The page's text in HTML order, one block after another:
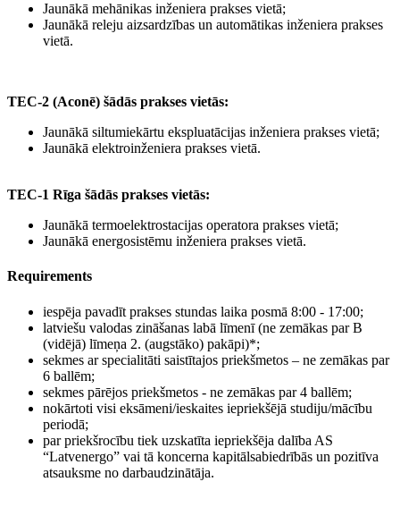
Jaunākā mehānikas inženiera prakses vietā;
Jaunākā releju aizsardzības un automātikas inženiera prakses
vietā.
TEC-2 (Aconē) šādās prakses vietās:
Jaunākā siltumiekārtu ekspluatācijas inženiera prakses vietā;
Jaunākā elektroinženiera prakses vietā.
TEC-1 Rīga šādās prakses vietās:
Jaunākā termoelektrostacijas operatora prakses vietā;
Jaunākā energosistēmu inženiera prakses vietā.
Requirements
iespēja pavadīt prakses stundas laika posmā 8:00 - 17:00;
latviešu valodas zināšanas labā līmenī (ne zemākas par B
(vidējā) līmeņa 2. (augstāko) pakāpi)*;
sekmes ar specialitāti saistītajos priekšmetos – ne zemākas par
6 ballēm;
sekmes pārējos priekšmetos - ne zemākas par 4 ballēm;
nokārtoti visi eksāmeni/ieskaites iepriekšējā studiju/mācību
periodā;
par priekšrocību tiek uzskatīta iepriekšēja dalība AS
“Latvenergo” vai tā koncerna kapitālsabiedrībās un pozitīva
atsauksme no darbaudzinātāja.